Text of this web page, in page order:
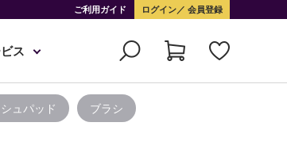
ご利用ガイド ログイン 会員登録
ス
ュパッド ブラシ